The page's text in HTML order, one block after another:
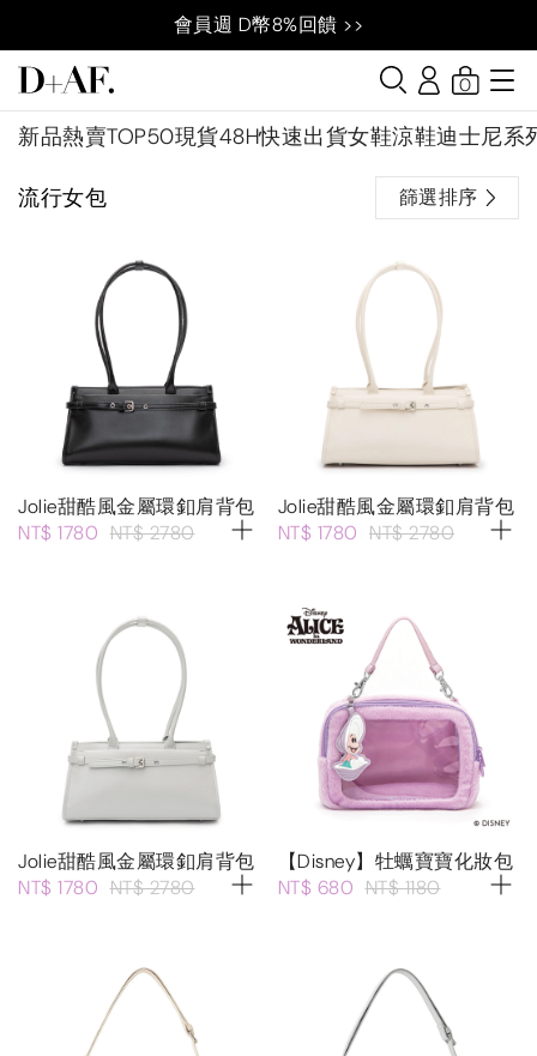
會員週 D幣8%回饋 >>
新品熱賣TOP50現貨48H快速出貨女鞋涼鞋迪士尼系
0
流行女包 篩選排序
Jolie甜酷風金屬環釦肩背包
NT$ 1780 NT$ 2780
Jolie甜酷風金屬環釦肩背包
NT$ 1780 NT$ 2780
Jolie甜酷風金屬環釦肩背包
NT$ 1780 NT$ 2780
【Disney】牡蠣寶寶化妝包
NT$ 680 NT$ 1180